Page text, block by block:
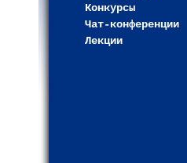
Конкурсы
Чат-конференции
Лекции